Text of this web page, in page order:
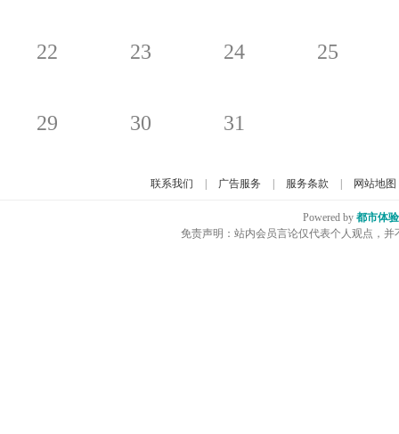
22 23 24 25
29 30 31
联系我们 广告服务 服务条款 网站地图
Powered by 都市体
免责声明：站内会员言论仅代表个人观点，